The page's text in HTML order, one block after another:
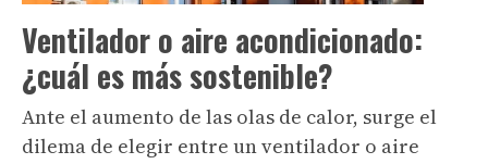
Ventilador o aire acondicionado:
¿cuál es más sostenible?
Ante el aumento de las olas de calor, surge el
dilema de elegir entre un ventilador o aire